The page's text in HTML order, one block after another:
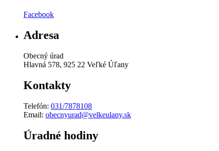
Facebook
Adresa
Obecný úrad
Hlavná 578, 925 22 Veľké Úľany
Kontakty
Telefón: 031/7878108
Email: obecnyurad@velkeulany.sk
Úradné hodiny